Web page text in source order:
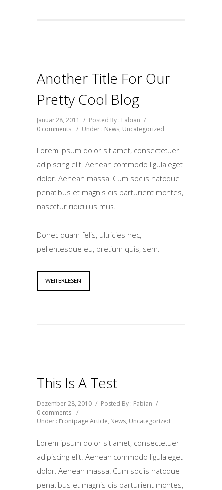
Another Title For Our
Pretty Cool Blog
Januar 28, 2011 / Posted By : Fabian /
0 comments / Under : News, Uncategorized
Lorem ipsum dolor sit amet, consectetuer
adipiscing elit. Aenean commodo ligula eget
dolor. Aenean massa. Cum sociis natoque
penatibus et magnis dis parturient montes,
nascetur ridiculus mus.
Donec quam felis, ultricies nec,
pellentesque eu, pretium quis, sem.
WEITERLESEN
This Is A Test
Dezember 28, 2010 / Posted By : Fabian /
0 comments /
Under : Frontpage Article, News, Uncategorized
Lorem ipsum dolor sit amet, consectetuer
adipiscing elit. Aenean commodo ligula eget
dolor. Aenean massa. Cum sociis natoque
penatibus et magnis dis parturient montes,